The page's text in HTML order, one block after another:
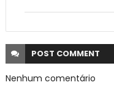
POST COMMENT
Nenhum comentário